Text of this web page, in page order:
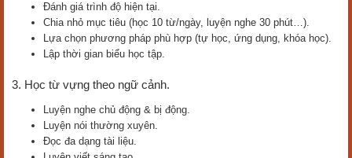
Đánh giá trình độ hiện tại.
Chia nhỏ mục tiêu (học 10 từ/ngày, luyện nghe 30 phút…).
Lựa chọn phương pháp phù hợp (tự học, ứng dụng, khóa học).
Lập thời gian biểu học tập.
3. Học từ vựng theo ngữ cảnh.​
Luyện nghe chủ động & bị động.
Luyện nói thường xuyên.
Đọc đa dạng tài liệu.